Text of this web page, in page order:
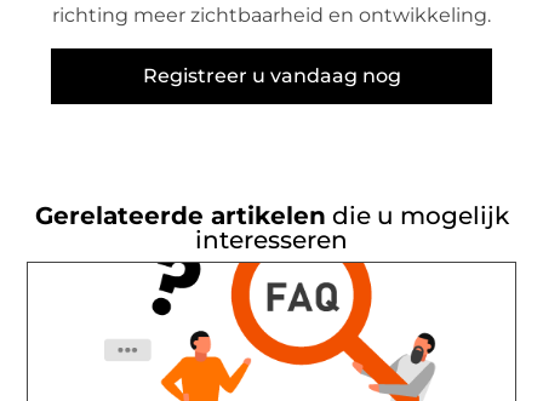
richting meer zichtbaarheid en ontwikkeling.
Registreer u vandaag nog
Gerelateerde artikelen die u mogelijk
interesseren